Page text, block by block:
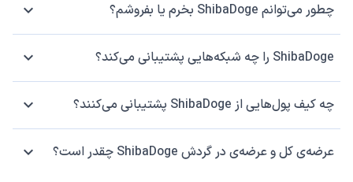
چطور می‌توانم ShibaDoge بخرم یا بفروشم؟
ShibaDoge را چه شبکه‌هایی پشتیبانی می‌کند؟
چه کیف پول‌هایی از ShibaDoge پشتیبانی می‌کنند؟
عرضه‌ی کل و عرضه‌ی در گردش ShibaDoge چقدر است؟